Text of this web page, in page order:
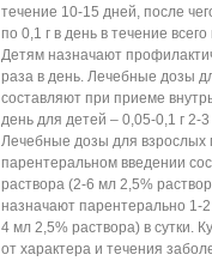
течение 10-15 дней, после
по 0,1 г в день в течение
Детям назначают
раза в день. Лечебные дозы
составляют при приеме
день для детей – 0,05-0,1 г 2-
Лечебные дозы для взрослых
парентеральном введении
раствора (2-6 мл 2,5%
назначают парентерально 1-
4 мл 2,5% раствора) в сутки.
от характера и течения